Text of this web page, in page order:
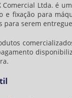
Comercial Ltda. é
e fixação para
para serem